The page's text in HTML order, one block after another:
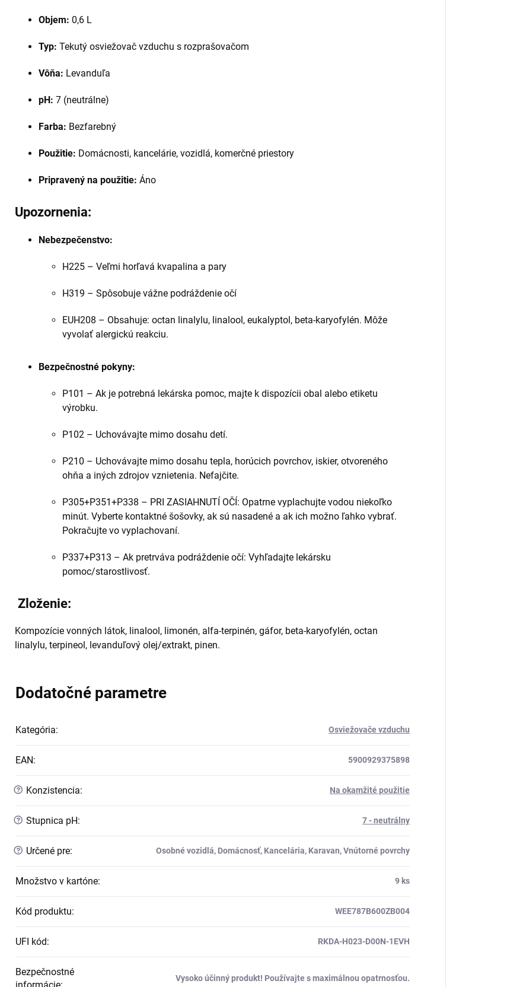
Objem: 0,6 L
Typ: Tekutý osviežovač vzduchu s rozprašovačom
Vôňa: Levanduľa
pH: 7 (neutrálne)
Farba: Bezfarebný
Použitie: Domácnosti, kancelárie, vozidlá, komerčné priestory
Pripravený na použitie: Áno
Upozornenia:
Nebezpečenstvo:
H225 – Veľmi horľavá kvapalina a pary
H319 – Spôsobuje vážne podráždenie očí
EUH208 – Obsahuje: octan linalylu, linalool, eukalyptol, beta-karyofylén. Môže
vyvolať alergickú reakciu.
Bezpečnostné pokyny:
P101 – Ak je potrebná lekárska pomoc, majte k dispozícii obal alebo etiketu
výrobku.
P102 – Uchovávajte mimo dosahu detí.
P210 – Uchovávajte mimo dosahu tepla, horúcich povrchov, iskier, otvoreného
ohňa a iných zdrojov vznietenia. Nefajčite.
P305+P351+P338 – PRI ZASIAHNUTÍ OČÍ: Opatrne vyplachujte vodou niekoľko
minút. Vyberte kontaktné šošovky, ak sú nasadené a ak ich možno ľahko vybrať.
Pokračujte vo vyplachovaní.
P337+P313 – Ak pretrváva podráždenie očí: Vyhľadajte lekársku
pomoc/starostlivosť.
Zloženie:
Kompozície vonných látok, linalool, limonén, alfa-terpinén, gáfor, beta-karyofylén, octan
linalylu, terpineol, levanduľový olej/extrakt, pinen.
Dodatočné parametre
Kategória: Osviežovače vzduchu
EAN: 5900929375898
? Konzistencia: Na okamžité použitie
? Stupnica pH: 7 - neutrálny
? Určené pre: Osobné vozidlá, Domácnosť, Kancelária, Karavan, Vnútorné povrchy
Množstvo v kartóne: 9 ks
Kód produktu: WEE787B600ZB004
UFI kód: RKDA-H023-D00N-1EVH
Bezpečnostné
Vysoko účinný produkt! Používajte s maximálnou opatrnosťou.